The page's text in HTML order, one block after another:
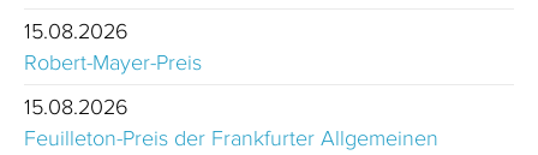
15.08.2026
Robert-Mayer-Preis
15.08.2026
Feuilleton-Preis der Frankfurter Allgemeinen